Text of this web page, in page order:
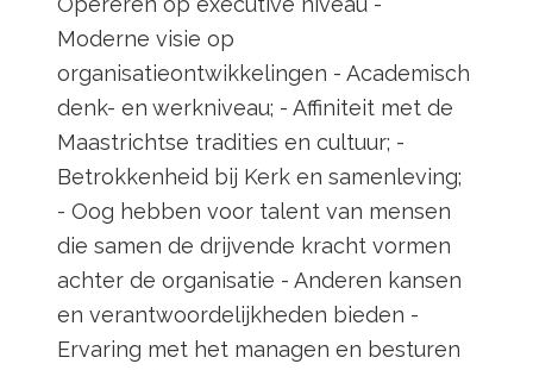
Moderne visie op
organisatieontwikkelingen - Academisch
denk- en werkniveau; - Affiniteit met de
Maastrichtse tradities en cultuur; -
Betrokkenheid bij Kerk en samenleving;
- Oog hebben voor talent van mensen
die samen de drijvende kracht vormen
achter de organisatie - Anderen kansen
en verantwoordelijkheden bieden -
Ervaring met het managen en besturen